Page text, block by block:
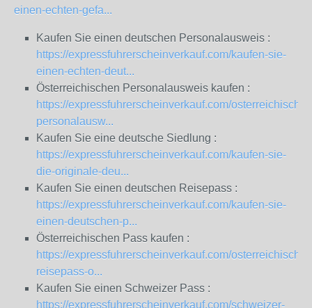
einen-echten-gefa...
Kaufen Sie einen deutschen Personalausweis :
https://expressfuhrerscheinverkauf.com/kaufen-sie-
einen-echten-deut...
Österreichischen Personalausweis kaufen :
https://expressfuhrerscheinverkauf.com/osterreichische-
personalausw...
Kaufen Sie eine deutsche Siedlung :
https://expressfuhrerscheinverkauf.com/kaufen-sie-
die-originale-deu...
Kaufen Sie einen deutschen Reisepass :
https://expressfuhrerscheinverkauf.com/kaufen-sie-
einen-deutschen-p...
Österreichischen Pass kaufen :
https://expressfuhrerscheinverkauf.com/
reisepass-o...
Kaufen Sie einen Schweizer Pass :
https://expressfuhrerscheinverkauf.com/schweizer-